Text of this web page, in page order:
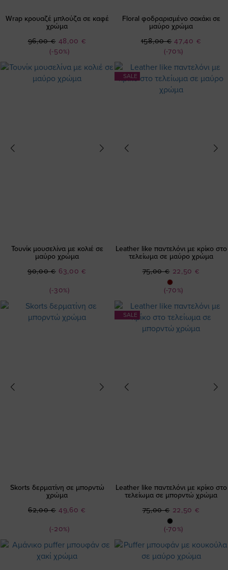
Wrap κρουαζέ μπλούζα σε καφέ
χρώμα
(-50%)
Ειδική
Τιμή
48,00 €
96,00 €
Floral φοδραρισμένο σακάκι σε
μαύρο χρώμα
(-70%)
Ειδική
Τιμή
47,40 €
158,00 €
Τουνίκ μουσελίνα με κολιέ σε
μαύρο χρώμα
(-30%)
Ειδική
63,00 €
90,00 €
SALE
Leather like παντελόνι με κρίκο στο
τελείωμα σε μαύρο χρώμα
(-70%)
Ειδική
Τιμή
22,50 €
75,00 €
Skorts δερματίνη σε μπορντώ
χρώμα
(-20%)
Ειδική
49,60 €
62,00 €
SALE
Leather like παντελόνι με κρίκο στο
τελείωμα σε μπορντώ χρώμα
(-70%)
Ειδική
Τιμή
22,50 €
75,00 €